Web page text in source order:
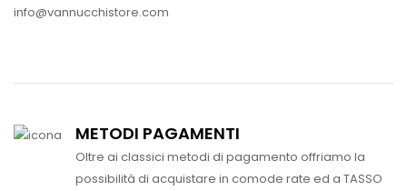
info@vannucchistore.com
METODI PAGAMENTI
Oltre ai classici metodi di pagamento offriamo la
possibilità di acquistare in comode rate ed a TASSO